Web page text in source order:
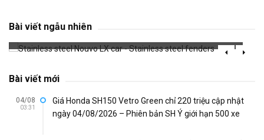
Bài viết ngẫu nhiên
steel fenders
669 đã xem
Bài viết mới
04/08
03:31
Giá Honda SH150 Vetro Green chỉ 220 triệu cập nhật
ngày 04/08/2026 – Phiên bản SH Ý giới hạn 500 xe